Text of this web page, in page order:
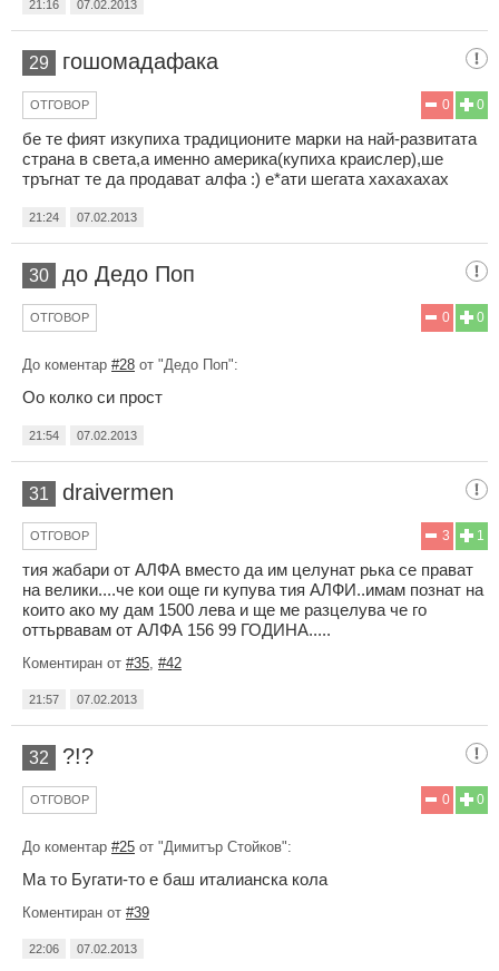
21:16 07.02.2013
29 гошомадафака
0
0
ОТГОВОР
бе те фият изкупиха традиционите марки на най-развитата
страна в света,а именно америка(купиха краислер),ше
тръгнат те да продават алфа :) е*ати шегата хахахахах
21:24 07.02.2013
30 до Дедо Поп
0
0
ОТГОВОР
До коментар #28 от "Дедо Поп":
Оо колко си прост
21:54 07.02.2013
31 draivermen
1
3
ОТГОВОР
тия жабари от АЛФА вместо да им целунат рька се прават
на велики....че кои още ги купува тия АЛФИ..имам познат на
които ако му дам 1500 лева и ще ме разцелува че го
оттьрвавам от АЛФА 156 99 ГОДИНА.....
Коментиран от #35 #42
21:57 07.02.2013
32 ?!?
0
0
ОТГОВОР
До коментар #25 от "Димитър Стойков":
Ма то Бугати-то е баш италианска кола
Коментиран от #39
22:06 07.02.2013